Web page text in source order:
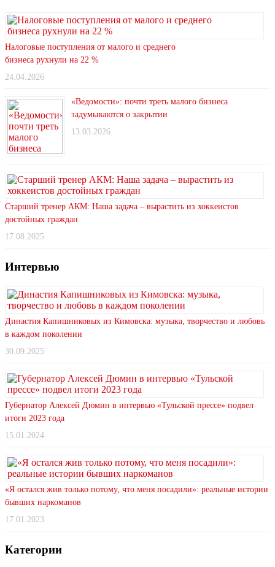
Налоговые поступления от малого и среднего
бизнеса рухнули на 22 %
24.04.2026
«Ведомости»: почти треть малого бизнеса
задумываются о закрытии
13.03.2026
Старший тренер АКМ: Наша задача – вырастить из хоккеистов
достойных граждан
17.08.2025
Интервью
Династия Капишниковых из Кимовска: музыка, творчество и любовь
в каждом поколении
30.09.2025
Губернатор Алексей Дюмин в интервью «Тульской прессе» подвел
итоги 2023 года
15.01.2024
«Я остался жив только потому, что меня посадили»: реальные истории
бывших наркоманов
17.01.2023
Категории